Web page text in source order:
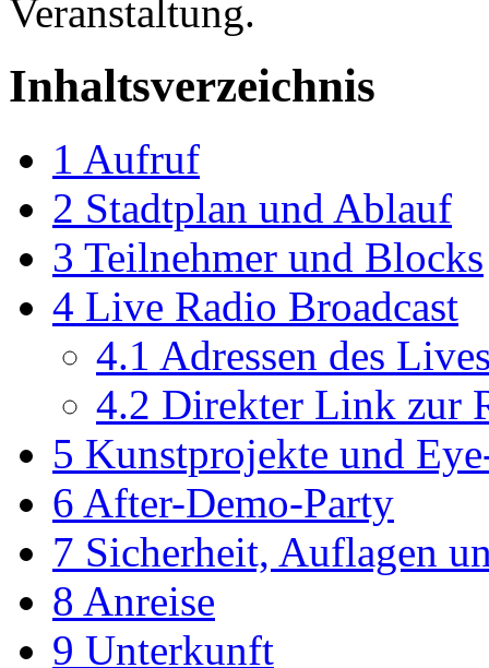
Veranstaltung.
Inhaltsverzeichnis
1 Aufruf
2 Stadtplan und Ablauf
3 Teilnehmer und Blocks
4 Live Radio Broadcast
4.1 Adressen des
4.2 Direkter Link zur
5 Kunstprojekte und
6 After-Demo-Party
7 Sicherheit, Auflagen
8 Anreise
9 Unterkunft